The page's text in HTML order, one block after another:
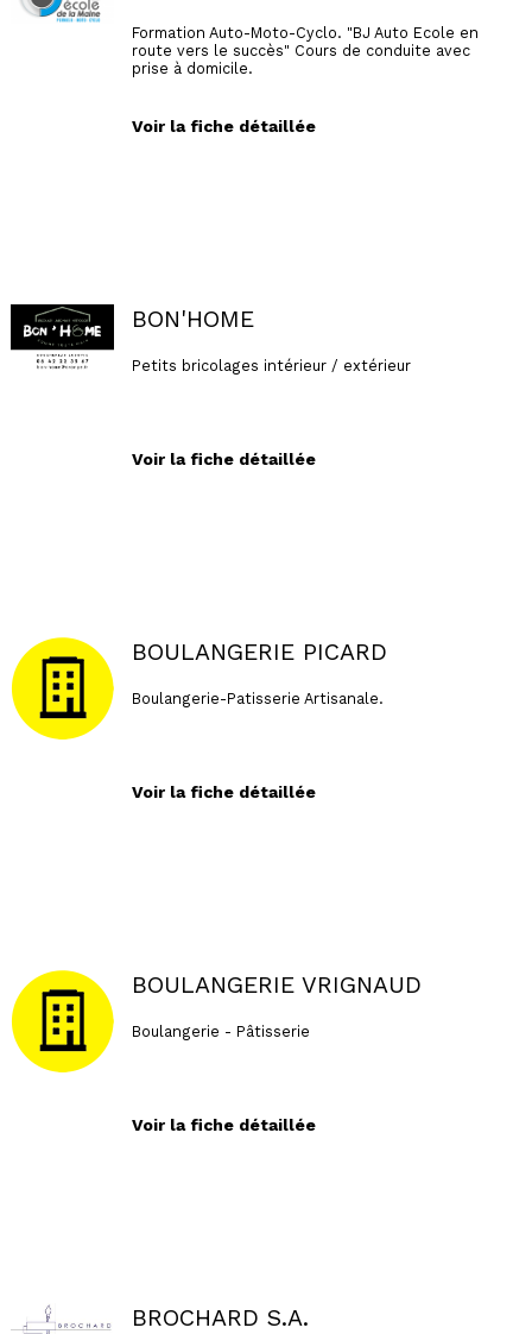
Formation Auto-Moto-Cyclo. "BJ Auto Ecole en
route vers le succès" Cours de conduite avec
prise à domicile.
Voir la fiche détaillée
BON'HOME
Petits bricolages intérieur / extérieur
Voir la fiche détaillée
BOULANGERIE PICARD
Boulangerie-Patisserie Artisanale.
Voir la fiche détaillée
BOULANGERIE VRIGNAUD
Boulangerie - Pâtisserie
Voir la fiche détaillée
BROCHARD S.A.